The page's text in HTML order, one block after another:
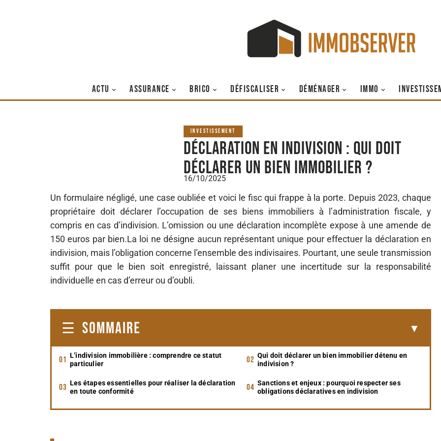
ACTU ASSURANCE BRICO DÉFISCALISER DÉMÉNAGER IMMO
INVESTISSEMENT
Déclaration en indivision : qui doit
déclarer un bien immobilier ?
16/10/2025
Un formulaire négligé, une case oubliée et voici le fisc qui frappe à la porte. Depuis 2023, chaque
propriétaire doit déclarer l’occupation de ses biens immobiliers à l’administration fiscale, y
compris en cas d’indivision. L’omission ou une déclaration incomplète expose à une amende de
150 euros par bien.La loi ne désigne aucun représentant unique pour effectuer la déclaration en
indivision, mais l’obligation concerne l’ensemble des indivisaires. Pourtant, une seule transmission
suffit pour que le bien soit enregistré, laissant planer une incertitude sur la responsabilité
individuelle en cas d’erreur ou d’oubli.
SOMMAIRE
L’indivision immobilière : comprendre ce statut
particulier
Qui doit déclarer un bien immobilier détenu en
indivision ?
Les étapes essentielles pour réaliser la déclaration
en toute conformité
Sanctions et enjeux : pourquoi respecter ses
obligations déclaratives en indivision